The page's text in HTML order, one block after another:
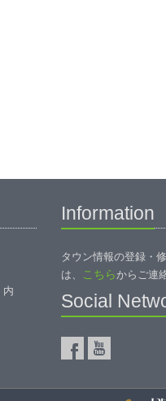
内
Information
タウン情報の登録・
は、
こちらからご連
Social